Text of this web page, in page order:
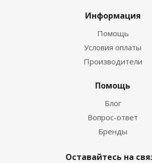
Информация
Помощь
Условия оплаты
Производители
Помощь
Блог
Вопрос-ответ
Бренды
Оставайтесь на